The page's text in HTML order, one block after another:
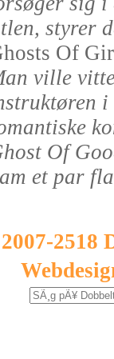
styrer
Of
ville
Of
et par
2518